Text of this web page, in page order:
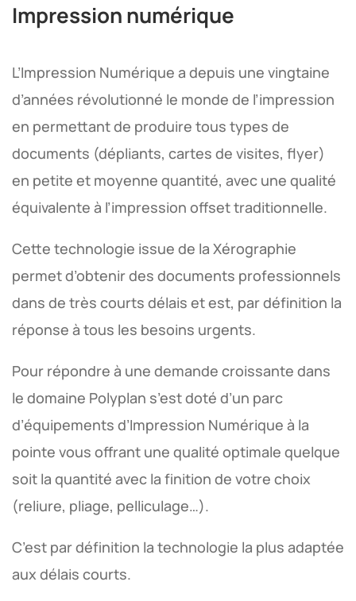
Impression numérique
L’Impression Numérique a depuis une vingtaine
d’années révolutionné le monde de l’impression
en permettant de produire tous types de
documents (dépliants, cartes de visites, flyer)
en petite et moyenne quantité, avec une qualité
équivalente à l’impression offset traditionnelle.
Cette technologie issue de la Xérographie
permet d’obtenir des documents professionnels
dans de très courts délais et est, par définition la
réponse à tous les besoins urgents.
Pour répondre à une demande croissante dans
le domaine Polyplan s’est doté d’un parc
d’équipements d’Impression Numérique à la
pointe vous offrant une qualité optimale quelque
soit la quantité avec la finition de votre choix
(reliure, pliage, pelliculage…).
C’est par définition la technologie la plus adaptée
aux délais courts.